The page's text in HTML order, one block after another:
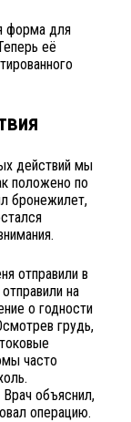
форма для
её
действий мы
положено по
бронежилет,
отправили в
на
о годности
грудь,
часто
объяснил,
операцию.